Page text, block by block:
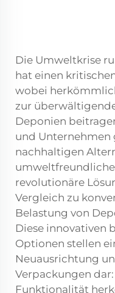
Die Umweltkrise
hat einen
wobei
zur
Deponien
und Unternehmen
nachhaltigen
revolutionäre
Vergleich zu
Belastung von
Diese innovativen
Optionen stellen
Neuausrichtung
Verpackungen
Funktionalität